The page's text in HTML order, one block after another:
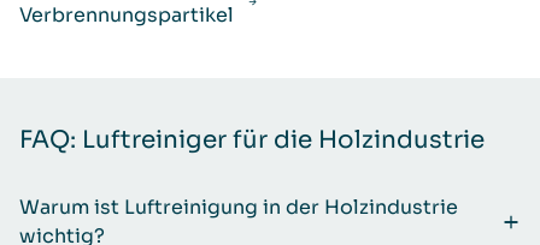
Verbrennungspartikel
FAQ: Luftreiniger für die Holzindustrie
Warum ist Luftreinigung in der Holzindustrie
wichtig?